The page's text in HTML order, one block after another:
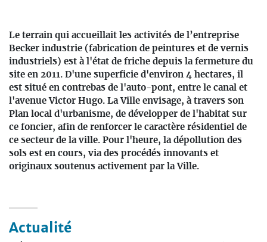
Le terrain qui accueillait les activités de l’entreprise
Becker industrie (fabrication de peintures et de vernis
industriels) est à l'état de friche depuis la fermeture du
site en 2011. D'une superficie d'environ 4 hectares, il
est situé en contrebas de l'auto-pont, entre le canal et
l'avenue Victor Hugo. La Ville envisage, à travers son
Plan local d'urbanisme, de développer de l'habitat sur
ce foncier, afin de renforcer le caractère résidentiel de
ce secteur de la ville. Pour l'heure, la dépollution des
sols est en cours, via des procédés innovants et
originaux soutenus activement par la Ville.
Actualité